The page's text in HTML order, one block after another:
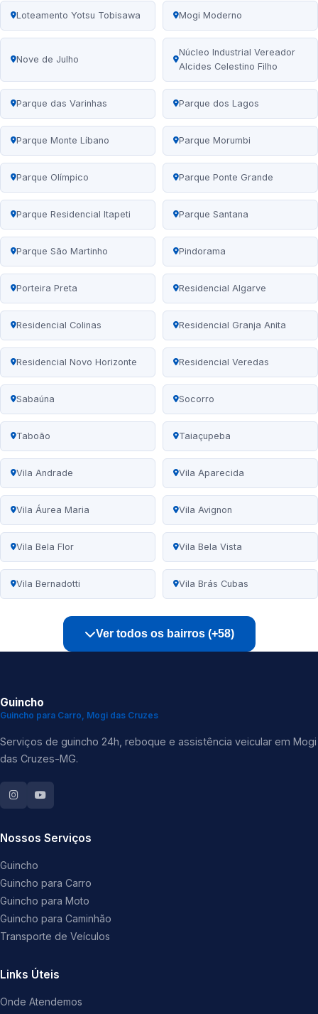
Loteamento Yotsu Tobisawa Mogi Moderno
Nove de Julho
Núcleo Industrial Vereador
Alcides Celestino Filho
Parque das Varinhas Parque dos Lagos
Parque Monte Líbano Parque Morumbi
Parque Olímpico Parque Ponte Grande
Parque Residencial Itapeti Parque Santana
Parque São Martinho Pindorama
Porteira Preta Residencial Algarve
Residencial Colinas Residencial Granja Anita
Residencial Novo Horizonte Residencial Veredas
Sabaúna Socorro
Taboão Taiaçupeba
Vila Andrade Vila Aparecida
Vila Áurea Maria Vila Avignon
Vila Bela Flor Vila Bela Vista
Vila Bernadotti Vila Brás Cubas
Ver todos os bairros (+58)
Guincho
Guincho para Carro, Mogi das Cruzes
Serviços de guincho 24h, reboque e assistência veicular em Mogi
das Cruzes-MG.
Nossos Serviços
Guincho
Guincho para Carro
Guincho para Moto
Guincho para Caminhão
Transporte de Veículos
Links Úteis
Onde Atendemos